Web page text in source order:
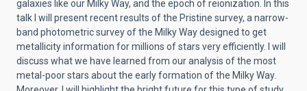
galaxies like our Milky Way, and the epoch of reionization. In this
talk I will present recent results of the Pristine survey, a narrow-
band photometric survey of the Milky Way designed to get
metallicity information for millions of stars very efficiently. I will
discuss what we have learned from our analysis of the most
metal-poor stars about the early formation of the Milky Way.